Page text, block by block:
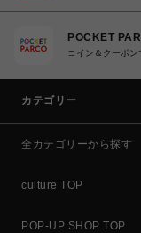
POCKET
コイン＆クーポ
カテゴリー
全カテゴリーから探す
culture TOP
POP-UP SHOP TOP